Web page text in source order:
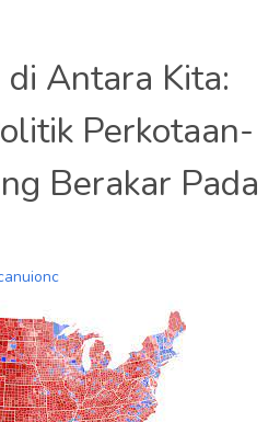
Antara Kita:
Perkotaan-
Berakar Pada